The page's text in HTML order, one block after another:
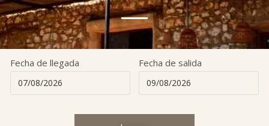
Fecha de llegada Fecha de salida